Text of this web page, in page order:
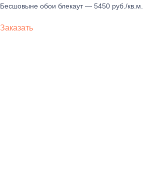
Бесшовыне обои блекаут — 5450 руб./кв.м.
Заказать